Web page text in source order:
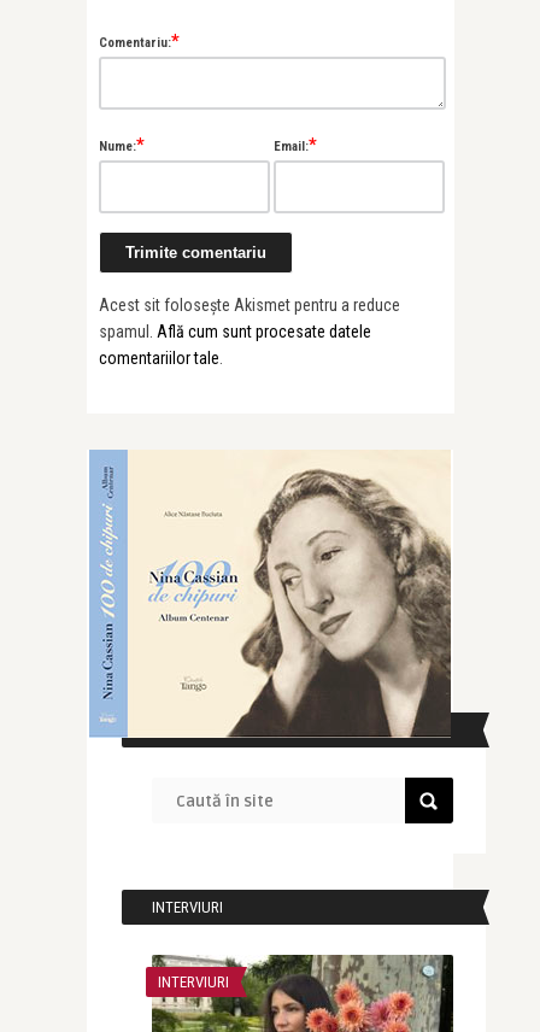
Comentariu:*
Nume:* Email:*
Acest sit folosește Akismet pentru a reduce
spamul. Află cum sunt procesate datele
comentariilor tale
CAUTĂ ÎN SITE
INTERVIURI
INTERVIURI